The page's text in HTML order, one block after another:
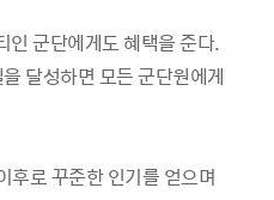
인 군단에게도 혜택을 준다.
달성하면 모든 군단원에게
후로 꾸준한 인기를 얻으며